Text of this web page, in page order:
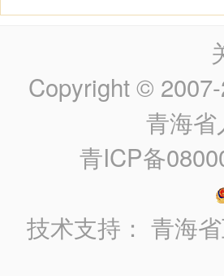
Copyright ©
青海
青ICP备
技术支持：青海